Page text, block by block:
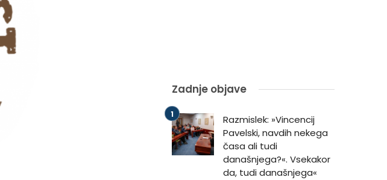
Zadnje objave
Razmislek: »Vincencij
Pavelski, navdih nekega
časa ali tudi
današnjega?«. Vsekakor
da, tudi današnjega«